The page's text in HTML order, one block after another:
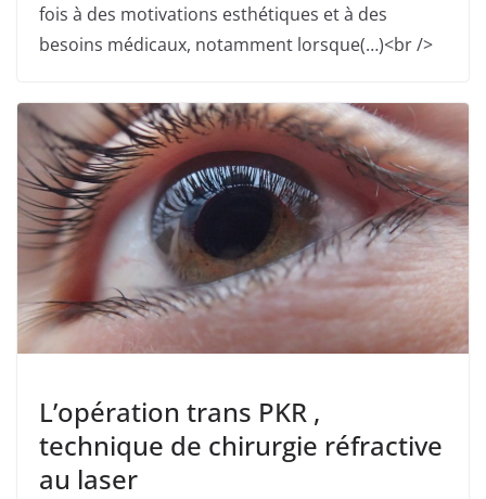
fois à des motivations esthétiques et à des
besoins médicaux, notamment lorsque(…)<br />
L’opération trans PKR ,
technique de chirurgie réfractive
au laser